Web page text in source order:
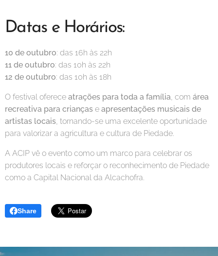
Datas e Horários:
10 de outubro: das 16h às 22h
11 de outubro: das 10h às 22h
12 de outubro: das 10h às 18h
O festival oferece atrações para toda a família , com área
recreativa para crianças e apresentações musicais de
artistas locais , tornando-se uma excelente oportunidade
para valorizar a agricultura e cultura de Piedade.
A ACIP vê o evento como um marco para celebrar os
produtores locais e reforçar o reconhecimento de Piedade
como a Capital Nacional da Alcachofra.
Share